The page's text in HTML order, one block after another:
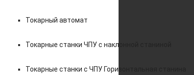
Токарный автомат
Токарные станки ЧПУ c наклонной станиной
Токарные станки с ЧПУ Горизонтальная станина